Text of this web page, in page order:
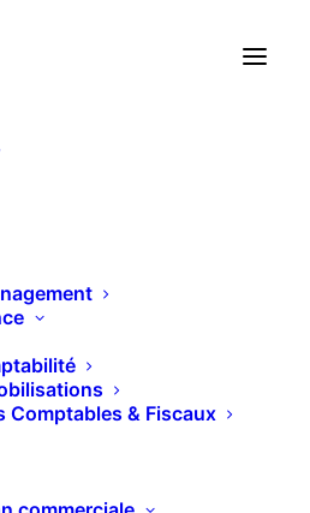
Comptables & Fiscaux
de la Facture
28
D'INFOS